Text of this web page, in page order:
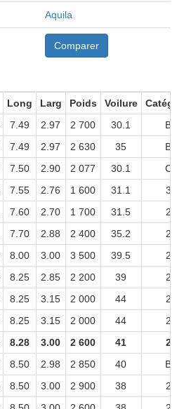
Aquila
Comparer
Long Larg Poids Voilure
7.49 2.97 2 700 30.1
B
7.49 2.97 2 630 35
B
7.50 2.90 2 077 30.1
C
7.55 2.76 1 600 31.1
3
7.60 2.70 1 700 31.5
2
7.70 2.88 2 400 35.2
2
8.00 3.00 3 500 39.5
2
8.25 2.85 2 200 39
2
8.25 3.15 2 000 44
2
8.25 3.15 2 000 44
2
8.28 3.00 2 600 41
2
8.50 2.98 2 850 40
B
8.50 3.00 2 900 38
2